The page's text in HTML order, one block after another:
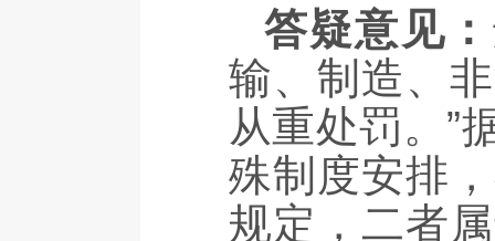
答疑意见：
输、制造、
从重处罚。”
殊制度安排
规定，二者